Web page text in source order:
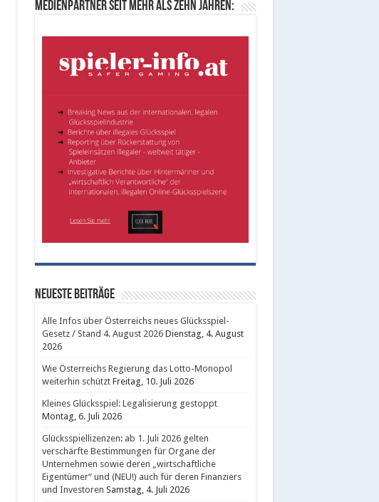
Medienpartner seit mehr als zehn Jahren:
Neueste Beiträge
Alle Infos über Österreichs neues Glücksspiel-
Gesetz / Stand 4. August 2026 Dienstag, 4. August
2026
Wie Österreichs Regierung das Lotto-Monopol
weiterhin schützt Freitag, 10. Juli 2026
Kleines Glücksspiel: Legalisierung gestoppt
Montag, 6. Juli 2026
Glücksspiellizenzen: ab 1. Juli 2026 gelten
verschärfte Bestimmungen für Organe der
Unternehmen sowie deren „wirtschaftliche
Eigentümer“ und (NEU!) auch für deren Finanziers
und Investoren Samstag, 4. Juli 2026